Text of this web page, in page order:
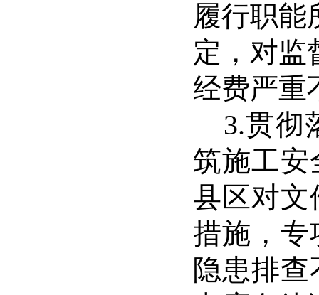
履行职能
定，对监
经费严重
3.贯彻
筑施工安
县区对文
措施，专
隐患排